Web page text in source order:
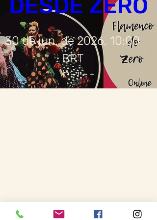
DESDE ZERO
30 de jun. de 2026, 10:00
BRT
Online